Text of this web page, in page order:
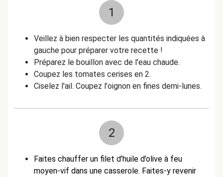
1
Veillez à bien respecter les quantités indiquées à
gauche pour préparer votre recette !
Préparez le bouillon avec de l'eau chaude.
Coupez les tomates cerises en 2.
Ciselez l'ail. Coupez l'oignon en fines demi-lunes.
2
Faites chauffer un filet d’huile d’olive à feu
moyen-vif dans une casserole. Faites-y revenir